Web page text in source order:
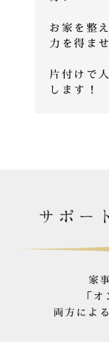
お家を整
力を得ま
片付けで
します！
家
「
両方によ